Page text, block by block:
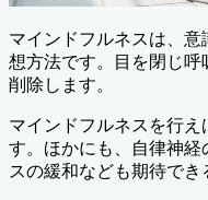
マインドフルネスは、
想方法です。目を閉じ
削除します。
マインドフルネスを行
す。ほかにも、自律神経
スの緩和なども期待でき